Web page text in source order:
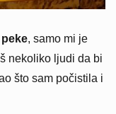
, samo mi je
nekoliko ljudi da bi
što sam počistila i